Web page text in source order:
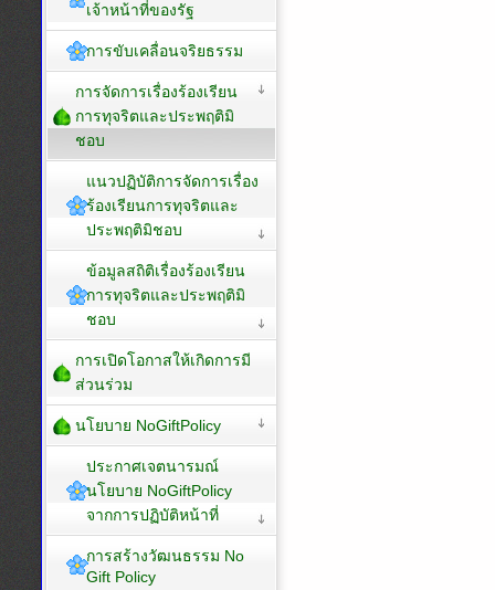
เจ้าหน้าที่ของรัฐ
การขับเคลื่อนจริยธรรม
การจัดการเรื่องร้องเรียน
การทุจริตและประพฤติมิ
ชอบ
แนวปฏิบัติการจัดการเรื่อง
ร้องเรียนการทุจริตและ
ประพฤติมิชอบ
ข้อมูลสถิติเรื่องร้องเรียน
การทุจริตและประพฤติมิ
ชอบ
การเปิดโอกาสให้เกิดการมี
ส่วนร่วม
นโยบาย NoGiftPolicy
ประกาศเจตนารมณ์
นโยบาย NoGiftPolicy
จากการปฏิบัติหน้าที่
การสร้างวัฒนธรรม No
Gift Policy